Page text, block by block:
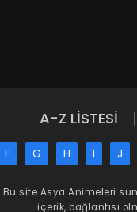
A-Z LİSTESİ
F G H I J
Bu site Asya Animeleri
içerik, bağlantısı